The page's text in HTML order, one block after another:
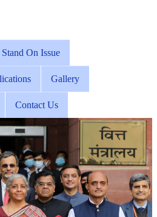
Stand On Issue
Gallery
Contact Us